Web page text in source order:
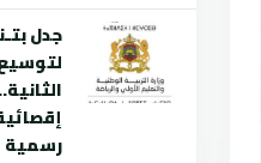
جدل
رسمية